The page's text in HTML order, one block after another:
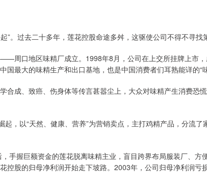
”。过去二十多年，莲花控股命途多舛，这驱使公司不得不寻找
周口地区味精厂成立。1998年8月，公司在上交所挂牌上市，
国最大的味精生产和出口基地，也是中国消费者们耳熟能详的“味
合成、致癌、伤身体等传言甚嚣尘上，大众对味精产生消费恐
起，以“天然、健康、营养”为营销卖点，主打鸡精产品，分流
手握巨额资金的莲花脱离味精主业，盲目跨界布局服装厂、方
控股的归母净利润开始走下坡路。2003年，公司归母净利润亏